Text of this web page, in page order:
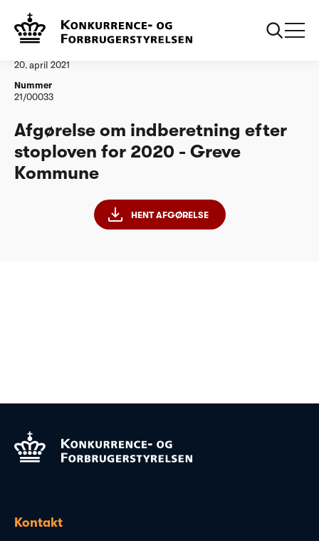
Vandtilsyn
20. april 2021
Nummer
21/00033
Afgørelse om indberetning efter
stoploven for 2020 - Greve
Kommune
HENT AFGØRELSE
Kontakt